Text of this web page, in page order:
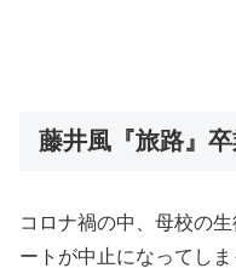
藤井風『旅路』
コロナ禍の中、母校の
ートが中止になってし